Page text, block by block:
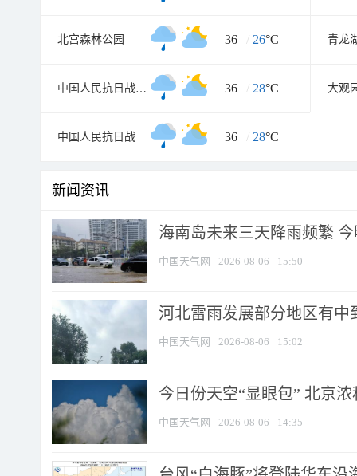
北宫森林公园 36 / 26°C 青龙
中国人民抗日战争纪念雕塑园 36 / 28°C 大观
中国人民抗日战争纪念馆 36 / 28°C
新闻资讯
海南岛未来三天降雨频繁
中国天气网 2026-08-06 15:50
河北雷雨发展部分地区有中
中国天气网 2026-08-06 15:02
今日份天空“显眼包” 北京
中国天气网 2026-08-06 14:35